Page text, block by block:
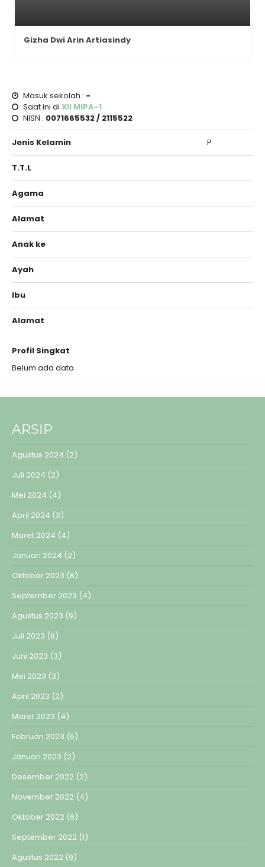
Gizha Dwi Arin Artiasindy
Masuk sekolah : -
Saat ini di XII MIPA-1
NISN : 0071665532 / 2115522
Jenis Kelamin P
T.T.L
Agama
Alamat
Anak ke
Ayah
Ibu
Alamat
Profil Singkat
Belum ada data
ARSIP
Agustus 2024 (2)
Juli 2024 (2)
Mei 2024 (4)
April 2024 (3)
Maret 2024 (4)
Januari 2024 (2)
Oktober 2023 (8)
September 2023 (4)
Agustus 2023 (9)
Juli 2023 (6)
Juni 2023 (3)
Mei 2023 (3)
April 2023 (2)
Maret 2023 (4)
Februari 2023 (5)
Januari 2023 (2)
Desember 2022 (2)
November 2022 (4)
Oktober 2022 (6)
September 2022 (1)
Agustus 2022 (9)